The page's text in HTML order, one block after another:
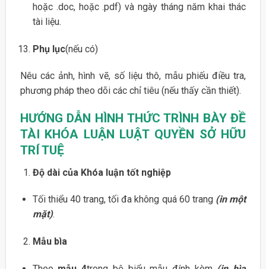
hoặc .doc, hoặc .pdf) và ngày tháng năm khai thác
tài liệu.
Phụ lục(nếu có)
Nêu các ảnh, hình vẽ, số liệu thô, mẫu phiếu điều tra,
phương pháp theo dõi các chỉ tiêu (nếu thấy cần thiết).
HƯỚNG DẪN HÌNH THỨC TRÌNH BÀY ĐỀ
TÀI KHÓA LUẬN LUẬT QUYỀN SỞ HỮU
TRÍ TUỆ
Độ dài của Khóa luận tốt nghiệp
Tối thiểu 40 trang, tối đa không quá 60 trang (in một
mặt).
Mẫu bìa